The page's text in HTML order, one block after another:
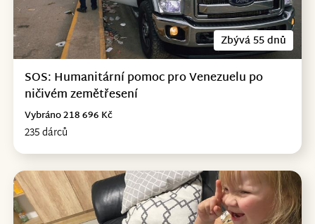
Zbývá 55 dnů
SOS: Humanitární pomoc pro Venezuelu po
ničivém zemětřesení
235 dárců
Vybráno 218 696 Kč